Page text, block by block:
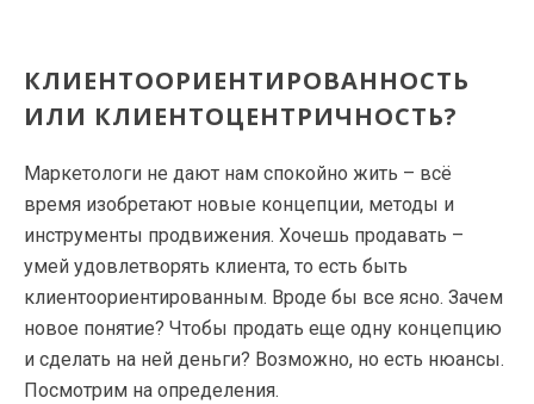
КЛИЕНТООРИЕНТИРОВАННОСТЬ
ИЛИ КЛИЕНТОЦЕНТРИЧНОСТЬ?
Маркетологи не дают нам спокойно жить – всё
время изобретают новые концепции, методы и
инструменты продвижения. Хочешь продавать –
умей удовлетворять клиента, то есть быть
клиентоориентированным. Вроде бы все ясно. Зачем
новое понятие? Чтобы продать еще одну концепцию
и сделать на ней деньги? Возможно, но есть нюансы.
Посмотрим на определения.